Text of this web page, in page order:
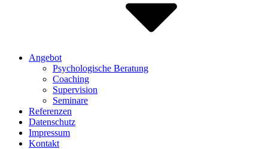
Angebot
Psychologische Beratung
Coaching
Supervision
Seminare
Referenzen
Datenschutz
Impressum
Kontakt